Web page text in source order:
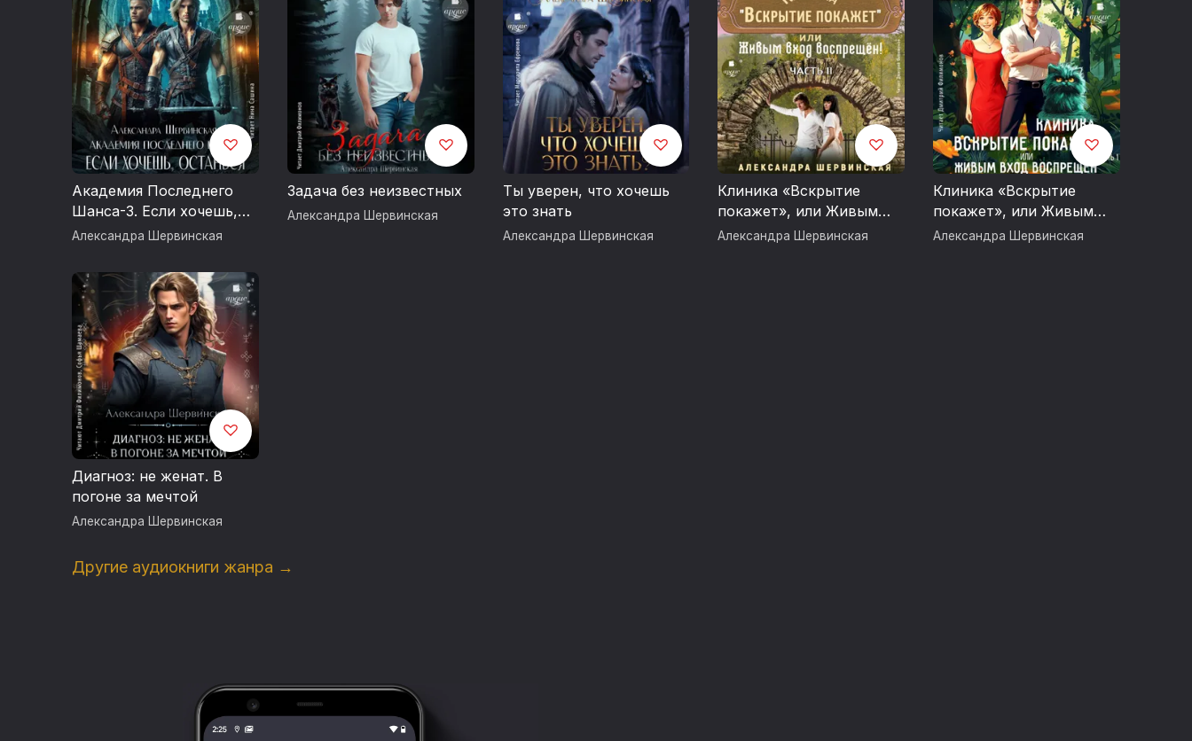
Академия Последнего
Шанса-3. Если хочешь,
останься...
Александра Шервинская
Задача без неизвестных
Александра Шервинская
Ты уверен, что хочешь
это знать
Александра Шервинская
Клиника «Вскрытие
покажет», или Живым
вход воспрещен. Часть 2
Александра Шервинская
Клиника «Вскрытие
покажет», или Живым
вход воспрещен. Часть 1
Александра Шервинская
Диагноз: не женат. В
погоне за мечтой
Александра Шервинская
Другие аудиокниги жанра →